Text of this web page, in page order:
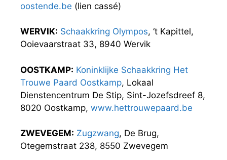
oostende.be (lien cassé)
WERVIK: Schaakkring Olympos, ‘t Kapittel,
Ooievaarstraat 33, 8940 Wervik
OOSTKAMP: Koninklijke Schaakkring Het
Trouwe Paard Oostkamp, Lokaal
Dienstencentrum De Stip, Sint-Jozefsdreef 8,
8020 Oostkamp, www.hettrouwepaard.be
ZWEVEGEM: Zugzwang, De Brug,
Otegemstraat 238, 8550 Zwevegem